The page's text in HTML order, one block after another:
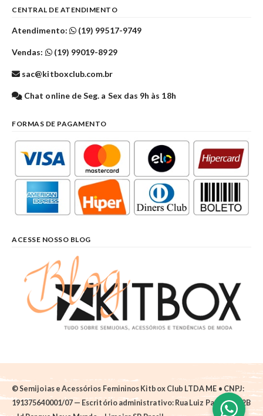
CENTRAL DE ATENDIMENTO
Atendimento: (19) 99517-9749
Vendas: (19) 99019-8929
sac@kitboxclub.com.br
Chat online de Seg. a Sex das 9h às 18h
FORMAS DE PAGAMENTO
ACESSE NOSSO BLOG
© Semijoias e Acessórios Femininos Kitbox Club LTDA ME • CNPJ:
191375640001/07 — Escritório administrativo: Rua Luiz Pantano, 62B